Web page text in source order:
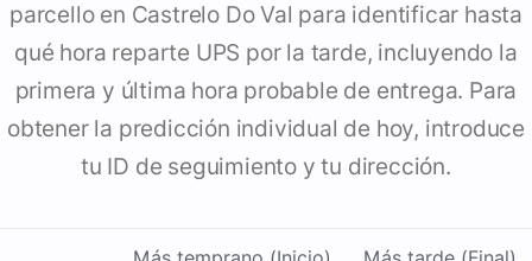
parcello en Castrelo Do Val para identificar hasta
qué hora reparte UPS por la tarde, incluyendo la
primera y última hora probable de entrega. Para
obtener la predicción individual de hoy, introduce
tu ID de seguimiento y tu dirección.